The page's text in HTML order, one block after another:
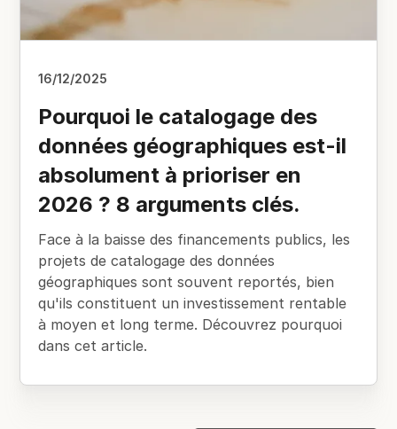
16/12/2025
Pourquoi le catalogage des
données géographiques est-il
absolument à prioriser en
2026 ? 8 arguments clés.
Face à la baisse des financements publics, les
projets de catalogage des données
géographiques sont souvent reportés, bien
qu'ils constituent un investissement rentable
à moyen et long terme. Découvrez pourquoi
dans cet article.